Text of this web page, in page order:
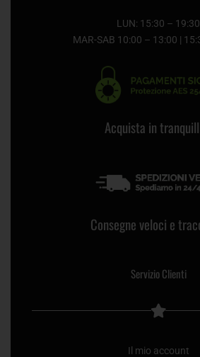
LUN: 15:30 – 19:30
MAR-SAB 10:00 – 13:00 |
Acquista in
Consegne veloci e
Servizio Clienti
Il mio account